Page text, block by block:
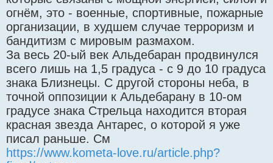
огнём, это - военные, спортивные, пожарные
организации, в худшем случае терроризм и
бандитизм с мировым размахом.
За весь 20-ый век Альдебаран продвинулся
всего лишь на 1,5 градуса - с 9 до 10 градуса
знака Близнецы. С другой стороны неба, в
точной оппозиции к Альдебарану в 10-ом
градусе знака Стрельца находится вторая
красная звезда Антарес, о которой я уже
писал раньше. См
https://www.kometa-love.ru/article.php?